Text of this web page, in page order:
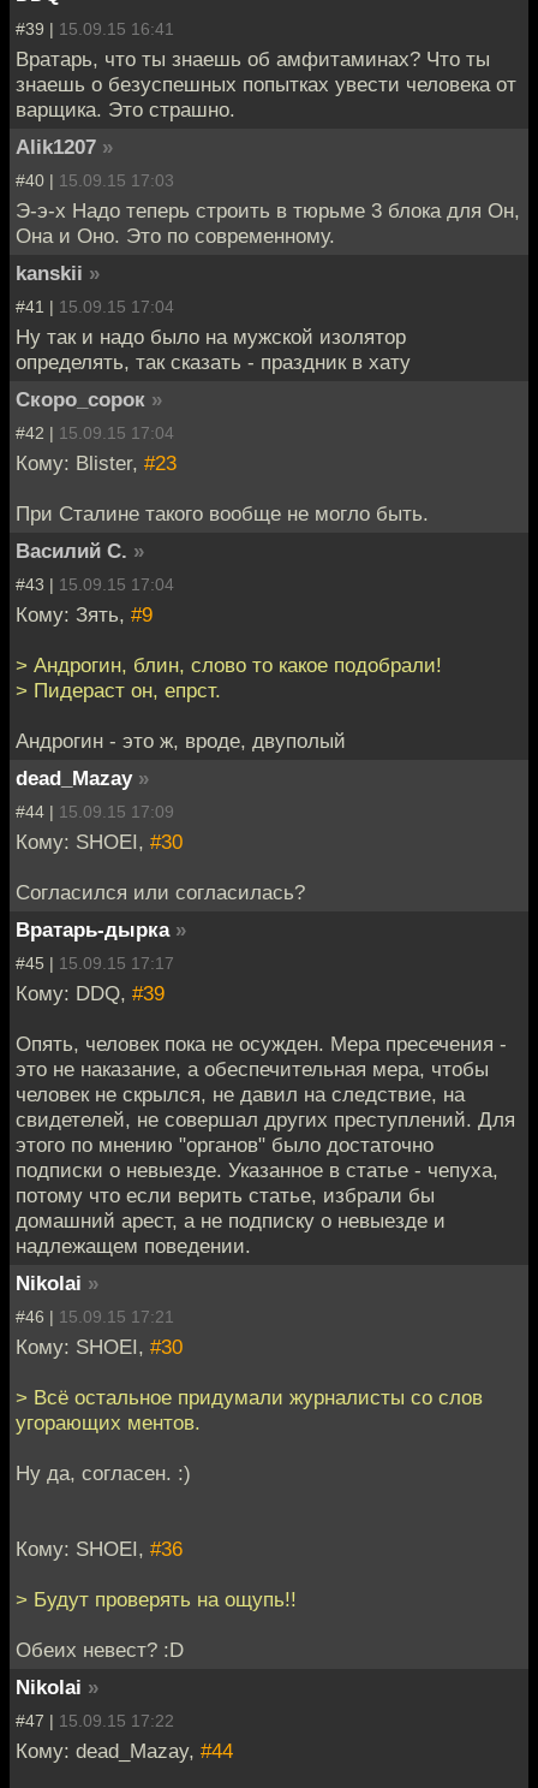
#39 | 15.09.15 16:41
Вратарь, что ты знаешь об амфитаминах? Что ты
знаешь о безуспешных попытках увести человека от
варщика. Это страшно.
Alik1207 »
#40 | 15.09.15 17:03
Э-э-х Надо теперь строить в тюрьме 3 блока для Он,
Она и Оно. Это по современному.
kanskii »
#41 | 15.09.15 17:04
Ну так и надо было на мужской изолятор
определять, так сказать - праздник в хату
Скоро_сорок »
#42 | 15.09.15 17:04
Кому: Blister, #23
При Сталине такого вообще не могло быть.
Василий С. »
#43 | 15.09.15 17:04
Кому: Зять, #9
> Андрогин, блин, слово то какое подобрали!
> Пидераст он, епрст.
Андрогин - это ж, вроде, двуполый
dead_Mazay »
#44 | 15.09.15 17:09
Кому: SHOEI, #30
Согласился или согласилась?
Вратарь-дырка »
#45 | 15.09.15 17:17
Кому: DDQ, #39
Опять, человек пока не осужден. Мера пресечения -
это не наказание, а обеспечительная мера, чтобы
человек не скрылся, не давил на следствие, на
свидетелей, не совершал других преступлений. Для
этого по мнению "органов" было достаточно
подписки о невыезде. Указанное в статье - чепуха,
потому что если верить статье, избрали бы
домашний арест, а не подписку о невыезде и
надлежащем поведении.
Nikolai »
#46 | 15.09.15 17:21
Кому: SHOEI, #30
> Всё остальное придумали журналисты со слов
угорающих ментов.
Ну да, согласен. :)
Кому: SHOEI, #36
> Будут проверять на ощупь!!
Обеих невест? :D
Nikolai »
#47 | 15.09.15 17:22
Кому: dead_Mazay, #44